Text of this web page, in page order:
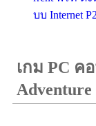
บบ Internet
เกม PC ค